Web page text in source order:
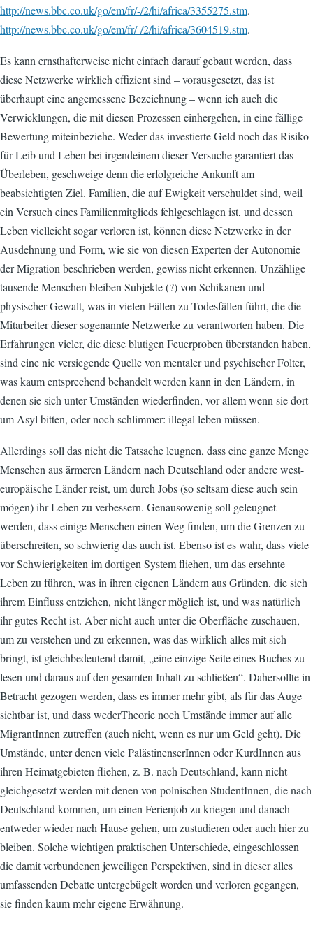
http://news.bbc.co.uk/go/em/fr/-/2/hi/africa/3355275.stm.
http://news.bbc.co.uk/go/em/fr/-/2/hi/africa/3604519.stm.
Es kann ernsthafterweise nicht einfach darauf gebaut werden, dass
diese Netzwerke wirklich effizient sind – vorausgesetzt, das ist
überhaupt eine angemessene Bezeichnung – wenn ich auch die
Verwicklungen, die mit diesen Prozessen einhergehen, in eine fällige
Bewertung miteinbeziehe. Weder das investierte Geld noch das Risiko
für Leib und Leben bei irgendeinem dieser Versuche garantiert das
Überleben, geschweige denn die erfolgreiche Ankunft am
beabsichtigten Ziel. Familien, die auf Ewigkeit verschuldet sind, weil
ein Versuch eines Familienmitglieds fehlgeschlagen ist, und dessen
Leben vielleicht sogar verloren ist, können diese Netzwerke in der
Ausdehnung und Form, wie sie von diesen Experten der Autonomie
der Migration beschrieben werden, gewiss nicht erkennen. Unzählige
tausende Menschen bleiben Subjekte (?) von Schikanen und
physischer Gewalt, was in vielen Fällen zu Todesfällen führt, die die
Mitarbeiter dieser sogenannte Netzwerke zu verantworten haben. Die
Erfahrungen vieler, die diese blutigen Feuerproben überstanden haben,
sind eine nie versiegende Quelle von mentaler und psychischer Folter,
was kaum entsprechend behandelt werden kann in den Ländern, in
denen sie sich unter Umständen wiederfinden, vor allem wenn sie dort
um Asyl bitten, oder noch schlimmer: illegal leben müssen.
Allerdings soll das nicht die Tatsache leugnen, dass eine ganze Menge
Menschen aus ärmeren Ländern nach Deutschland oder andere west-
europäische Länder reist, um durch Jobs (so seltsam diese auch sein
mögen) ihr Leben zu verbessern. Genausowenig soll geleugnet
werden, dass einige Menschen einen Weg finden, um die Grenzen zu
überschreiten, so schwierig das auch ist. Ebenso ist es wahr, dass viele
vor Schwierigkeiten im dortigen System fliehen, um das ersehnte
Leben zu führen, was in ihren eigenen Ländern aus Gründen, die sich
ihrem Einfluss entziehen, nicht länger möglich ist, und was natürlich
ihr gutes Recht ist. Aber nicht auch unter die Oberfläche zuschauen,
um zu verstehen und zu erkennen, was das wirklich alles mit sich
bringt, ist gleichbedeutend damit, „eine einzige Seite eines Buches zu
lesen und daraus auf den gesamten Inhalt zu schließen“. Dahersollte in
Betracht gezogen werden, dass es immer mehr gibt, als für das Auge
sichtbar ist, und dass wederTheorie noch Umstände immer auf alle
MigrantInnen zutreffen (auch nicht, wenn es nur um Geld geht). Die
Umstände, unter denen viele PalästinenserInnen oder KurdInnen aus
ihren Heimatgebieten fliehen, z. B. nach Deutschland, kann nicht
gleichgesetzt werden mit denen von polnischen StudentInnen, die nach
Deutschland kommen, um einen Ferienjob zu kriegen und danach
entweder wieder nach Hause gehen, um zustudieren oder auch hier zu
bleiben. Solche wichtigen praktischen Unterschiede, eingeschlossen
die damit verbundenen jeweiligen Perspektiven, sind in dieser alles
umfassenden Debatte untergebügelt worden und verloren gegangen,
sie finden kaum mehr eigene Erwähnung.